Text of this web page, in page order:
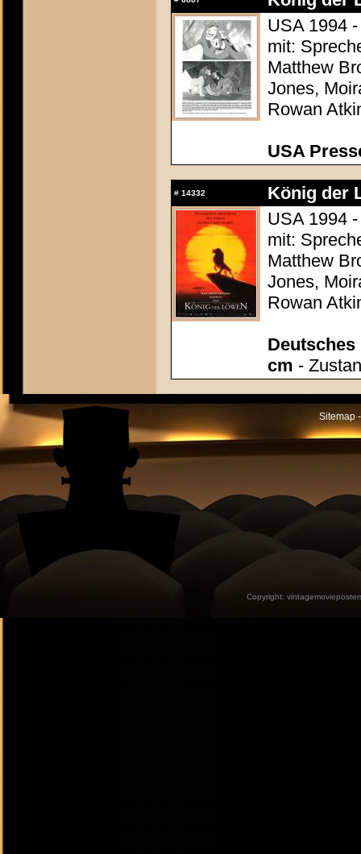
USA 1994
mit:
Matthew
Jones,
Rowan
USA
# 14332
König der
USA 1994
mit:
Matthew
Jones,
Rowan
Deutsches
cm -
Sitemap
Copyright: